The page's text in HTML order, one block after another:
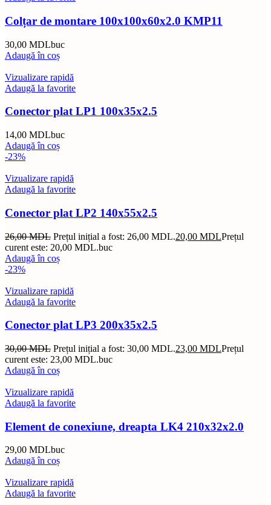
Colțar de montare 100x100x60x2.0 KMP11
30,00 MDLbuc
Adaugă în coș
Vizualizare rapidă
Adaugă la favorite
Conector plat LP1 100x35x2.5
14,00 MDLbuc
Adaugă în coș
-23%
Vizualizare rapidă
Adaugă la favorite
Conector plat LP2 140x55x2.5
26,00MDL Prețul inițial a fost: 26,00 MDL.20,00 MDLPrețul
curent este: 20,00 MDL.buc
Adaugă în coș
-23%
Vizualizare rapidă
Adaugă la favorite
Conector plat LP3 200x35x2.5
30,00MDL Prețul inițial a fost: 30,00 MDL.23,00 MDLPrețul
curent este: 23,00 MDL.buc
Adaugă în coș
Vizualizare rapidă
Adaugă la favorite
Element de conexiune, dreapta LK4 210x32x2.0
29,00 MDLbuc
Adaugă în coș
Vizualizare rapidă
Adaugă la favorite